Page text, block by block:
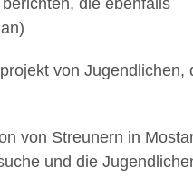
von Jugendlichen,
von Streunern in
und die